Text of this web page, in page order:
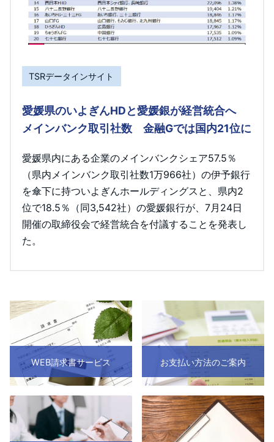
TSRデータインサイト
愛媛県のいよぎんHDと愛媛銀が経営統合へ
メインバンク取引社数 金融Gでは国内21位に
愛媛県内にある企業のメインバンクシェア57.5％
（県内メインバンク取引社数1万966社）の伊予銀行
を傘下に持ついよぎんホールディングスと、県内2
位で18.5％（同3,542社）の愛媛銀行が、7月24日
開催の取締役会で経営統合を付議することを発表し
た。
WEB請求書サービス お支払い方法のご案内